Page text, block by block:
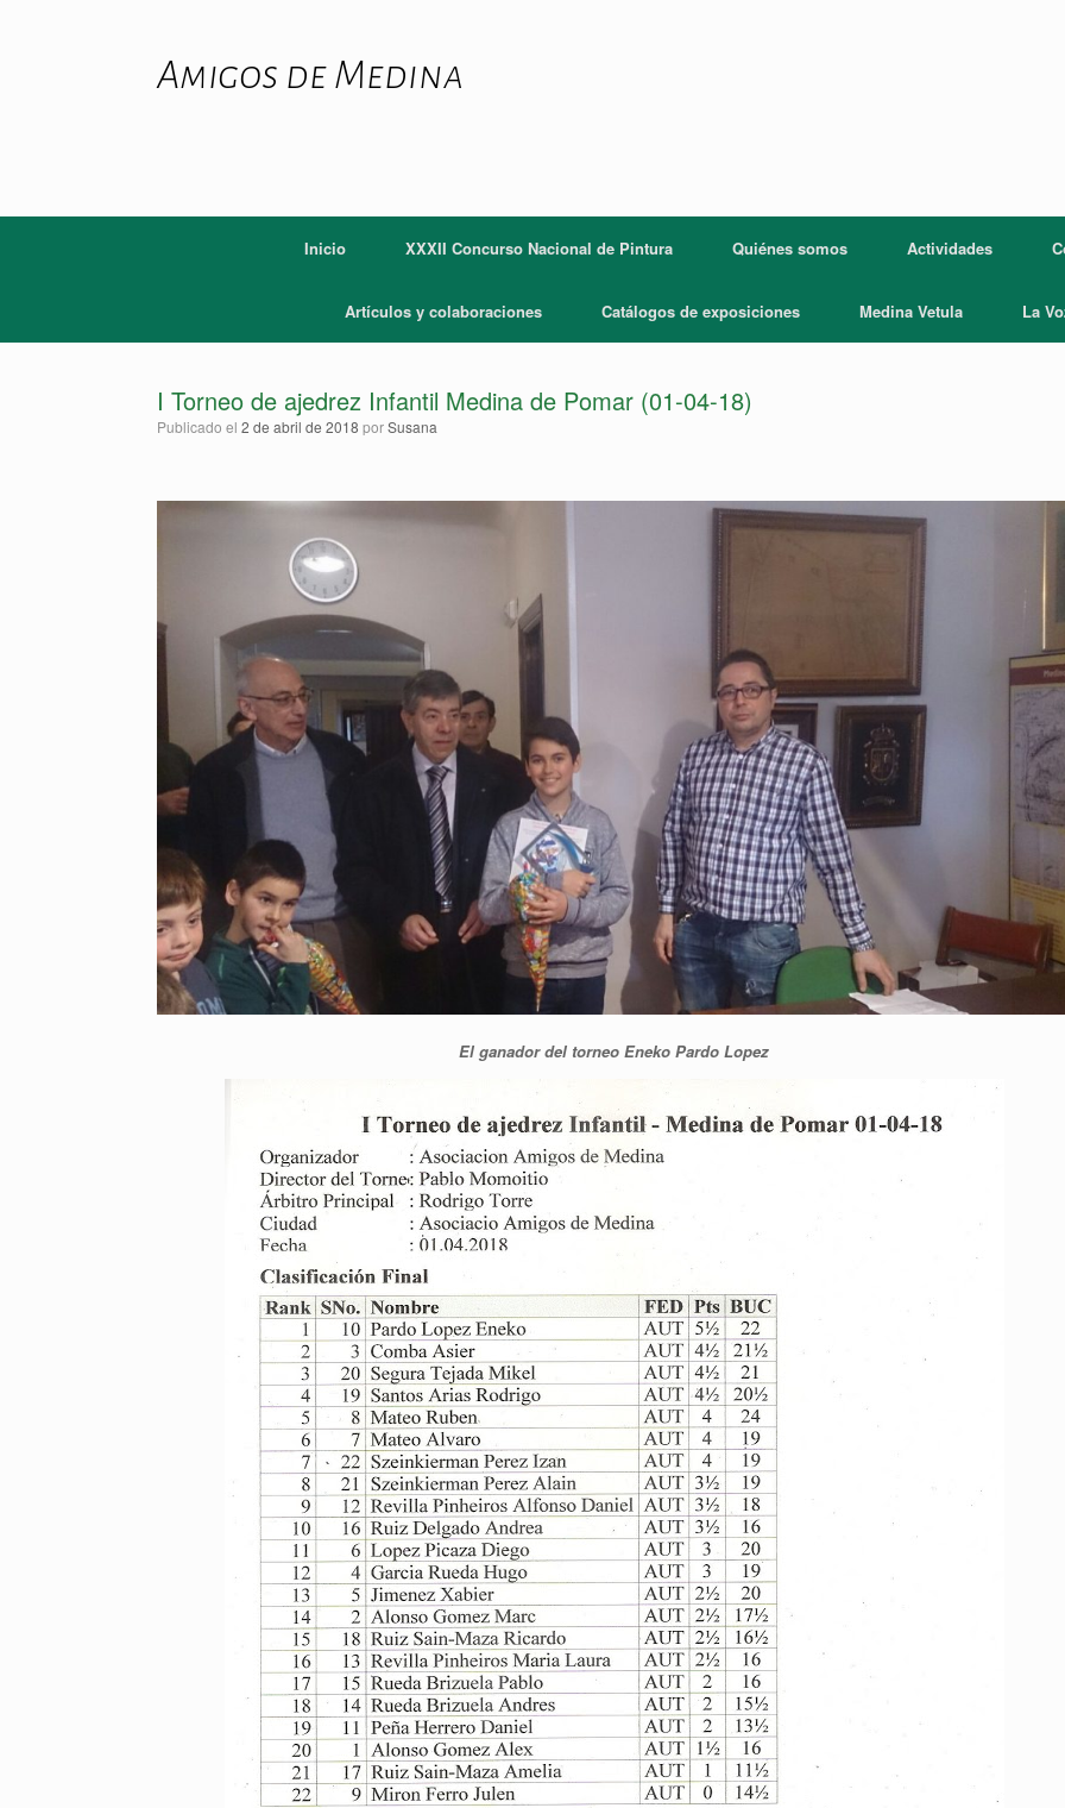
Amigos de Medina
Inicio XXXII Concurso Nacional de Pintura Quiénes somos Actividades
Artículos y colaboraciones Catálogos de exposiciones Medina Vetula La
I Torneo de ajedrez Infantil Medina de Pomar (01-04-18)
Publicado el 2 de abril de 2018 porSusana
El ganador del torneo Eneko Pardo Lopez